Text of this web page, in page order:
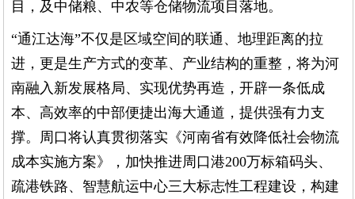
目，及中储粮、中农等仓储物流项目落地。
“通江达海”不仅是区域空间的联通、地理距离的拉
进，更是生产方式的变革、产业结构的重整，将为河
南融入新发展格局、实现优势再造，开辟一条低成
本、高效率的中部便捷出海大通道，提供强有力支
撑。周口将认真贯彻落实《河南省有效降低社会物流
成本实施方案》，加快推进周口港200万标箱码头、
疏港铁路、智慧航运中心三大标志性工程建设，构建